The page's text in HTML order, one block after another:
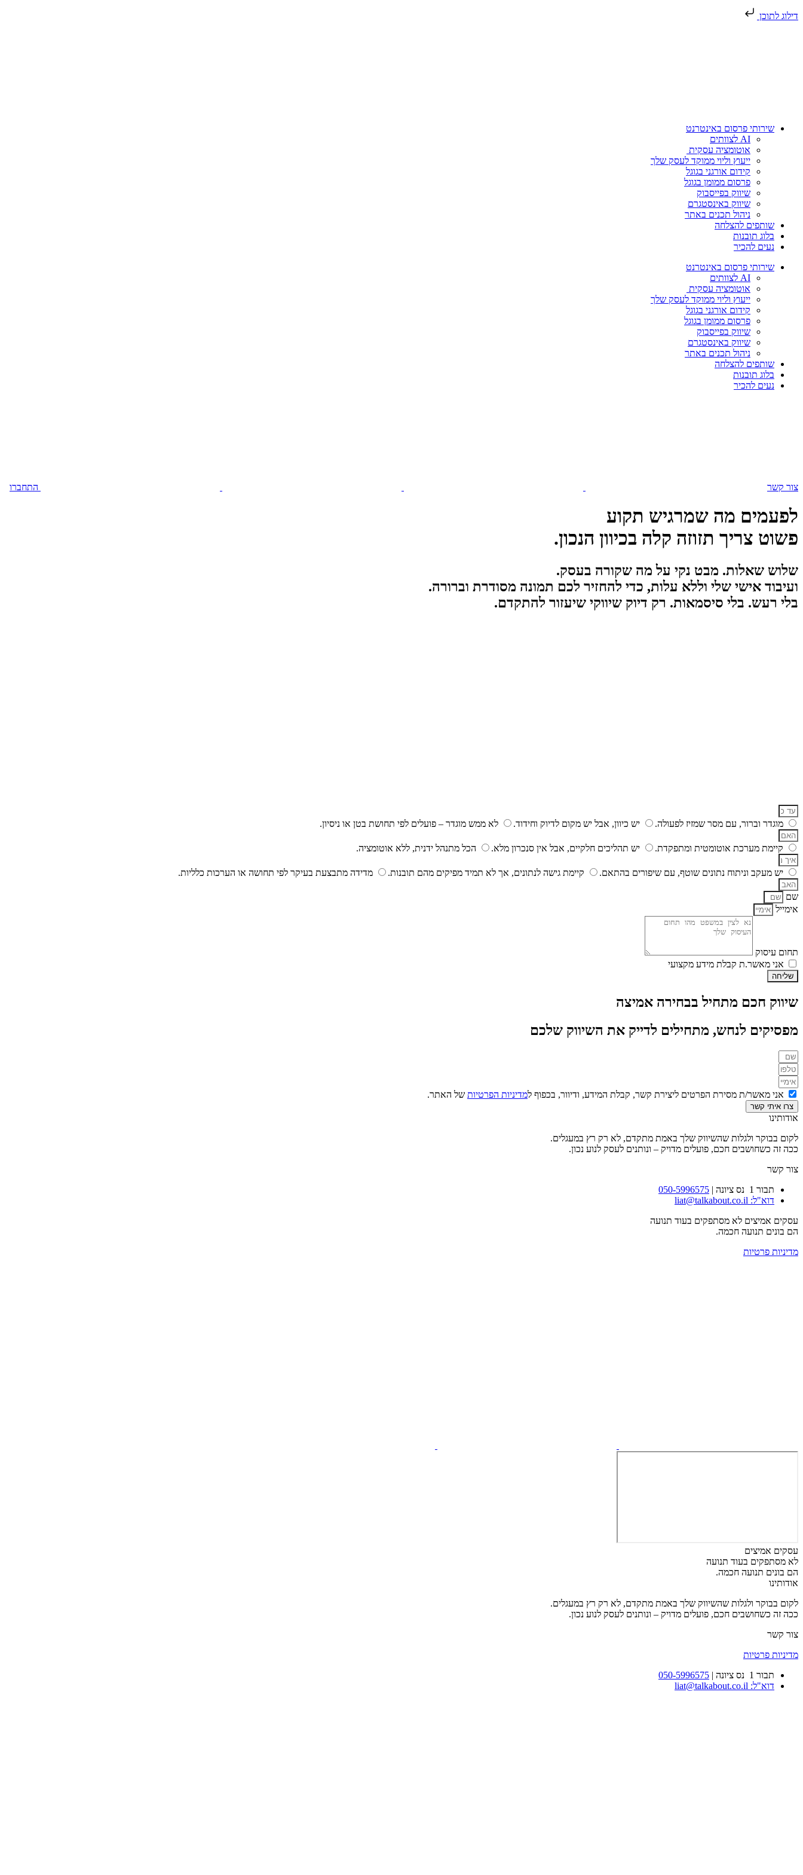
דילוג לתוכן
שירותי פרסום באינטרנט
AI לצוותים
אוטומציה עסקית
ייעוץ וליוי ממוקד לעסק שלך
קידום אורגני בגוגל
פרסום ממומן בגוגל
שיווק בפייסבוק
שיווק באינסטגרם
ניהול תכנים באתר
שותפים להצלחה
בלוג תובנות
נעים להכיר
שירותי פרסום באינטרנט
AI לצוותים
אוטומציה עסקית
ייעוץ וליוי ממוקד לעסק שלך
קידום אורגני בגוגל
פרסום ממומן בגוגל
שיווק בפייסבוק
שיווק באינסטגרם
ניהול תכנים באתר
שותפים להצלחה
בלוג תובנות
נעים להכיר
צור קשר התחברו
לפעמים מה שמרגיש תקוע
פשוט צריך תזוזה קלה בכיוון הנכון.
שלוש שאלות. מבט נקי על מה שקורה בעסק.
ועיבוד אישי שלי וללא עלות, כדי להחזיר לכם תמונה מסודרת וברורה.
בלי רעש. בלי סיסמאות. רק דיוק שיווקי שיעזור להתקדם.
מוגדר וברור, עם מסר שמזיז לפעולה. יש כיוון, אבל יש מקום לדיוק וחידוד. לא ממש מוגדר – פועלים לפי תחושת בטן או ניסיון.
קיימת מערכת אוטומטית ומתפקדת. יש תהליכים חלקיים, אבל אין סנכרון מלא. הכל מתנהל ידנית, ללא אוטומציה.
יש מעקב וניתוח נתונים שוטף, עם שיפורים בהתאם. קיימת גישה לנתונים, אך לא תמיד מפיקים מהם תובנות. מדידה מתבצעת בעיקר לפי תחושה או הערכות כלליות.
שם
אימייל
תחום עיסוק
אני מאשר.ת קבלת מידע מקצועי
שליחה
שיווק חכם מתחיל בבחירה אמיצה
מפסיקים לנחש, מתחילים לדייק את השיווק שלכם
אני מאשר/ת מסירת הפרטים ליצירת קשר, קבלת המידע, ודיוור, בכפוף למדיניות הפרטיות של האתר.
צרו איתי קשר
אודותינו
לקום בבוקר ולגלות שהשיווק שלך באמת מתקדם, לא רק רץ במעגלים.
ככה זה כשחושבים חכם, פועלים מדויק – ונותנים לעסק לנוע נכון.
צור קשר
תבור 1 נס ציונה |
050-5996575
דוא"ל: liat@talkabout.co.il
עסקים אמיצים לא מסתפקים בעוד תנועה
הם בונים תנועה חכמה.
מדיניות פרטיות
עסקים אמיצים
לא מסתפקים בעוד תנועה
הם בונים תנועה חכמה.
אודותינו
לקום בבוקר ולגלות שהשיווק שלך באמת מתקדם, לא רק רץ במעגלים.
ככה זה כשחושבים חכם, פועלים מדויק – ונותנים לעסק לנוע נכון.
צור קשר
מדיניות פרטיות
תבור 1 נס ציונה |
050-5996575
דוא"ל: liat@talkabout.co.il